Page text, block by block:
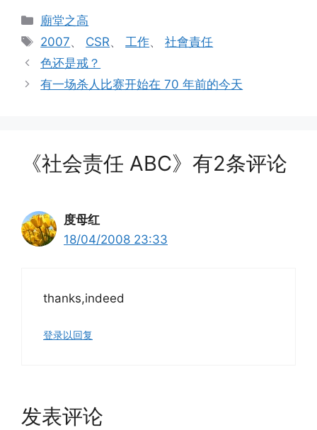
分
类
廟堂之高
标
签
2007、 CSR、 工作、社會責任
色还是戒？
有一场杀人比赛开始在 70 年前的今天
《社会责任 ABC》有2条评论
度母红
18/04/2008 23:33
thanks,indeed
登录以回复
发表评论